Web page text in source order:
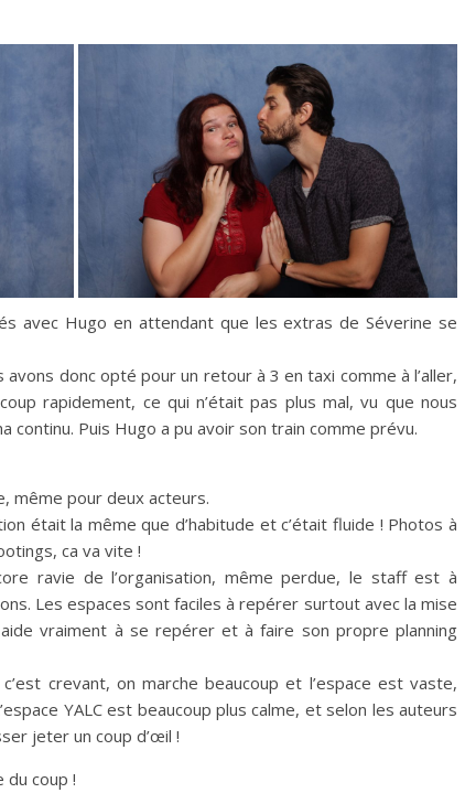
avec Hugo en attendant que les extras de Séverine se
donc opté pour un retour à 3 en taxi comme à l’aller,
rapidement, ce qui n’était pas plus mal, vu que nous
continu. Puis Hugo a pu avoir son train comme prévu.
même pour deux acteurs.
était la même que d’habitude et c’était fluide ! Photos à
ca va vite !
ravie de l’organisation, même perdue, le staff est à
Les espaces sont faciles à repérer surtout avec la mise
vraiment à se repérer et à faire son propre planning
crevant, on marche beaucoup et l’espace est vaste,
YALC est beaucoup plus calme, et selon les auteurs
jeter un coup d’œil !
du coup !